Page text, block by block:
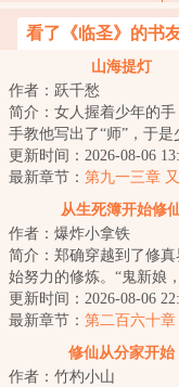
看了《临圣》的书
山海提灯
作者：跃千愁
简介：女人握着少年的
手教他写出了“师”，于是
姓。山海提灯，与皓月争
更新时间：2026-08-06
最新章节： 第九一三章
从生死簿开始修
作者：爆炸小拿铁
简介：郑确穿越到了修
始努力的修炼。“鬼新娘
怎么什么都没做？”“灵石
吗？”“...
更新时间：2026-08-06
最新章节： 第二百六十章
事。（第二更！）
修仙从分家开始
作者：竹杓小山